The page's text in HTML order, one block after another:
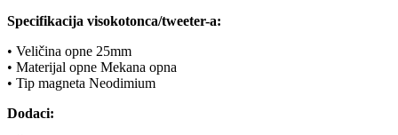
Specifikacija visokotonca/tweeter-a:
• Veličina opne 25mm
• Materijal opne Mekana opna
• Tip magneta Neodimium
Dodaci: